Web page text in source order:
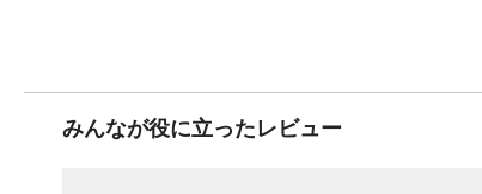
みんなが役に立ったレビュー